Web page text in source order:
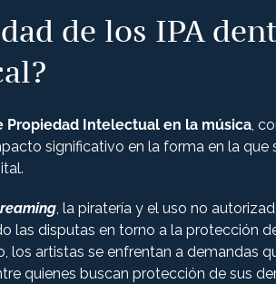
de los IPA
Propiedad Intelectual en la música,
significativo en la forma en la que
, la piratería y el uso no
las disputas en torno a la protección
los artistas se enfrentan a demandas
quienes buscan protección de sus